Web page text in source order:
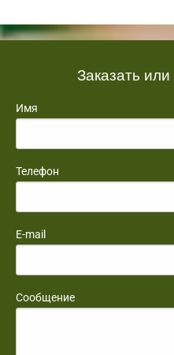
Заказать
Имя
Телефон
E-mail
Сообщение